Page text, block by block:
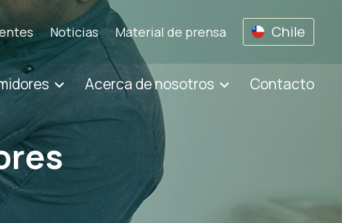
Noticias Material de prensa Chile
Acerca de nosotros Contacto